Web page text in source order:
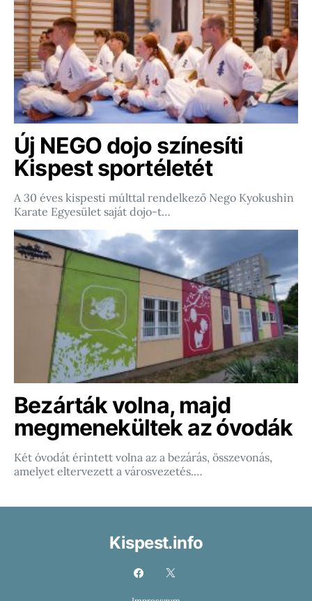
Új NEGO dojo színesíti
Kispest sportéletét
A 30 éves kispesti múlttal rendelkező Nego Kyokushin
Karate Egyesület saját dojo-t…
Bezárták volna, majd
megmenekültek az óvodák
Két óvodát érintett volna az a bezárás, összevonás,
amelyet eltervezett a városvezetés.…
Kispest.info